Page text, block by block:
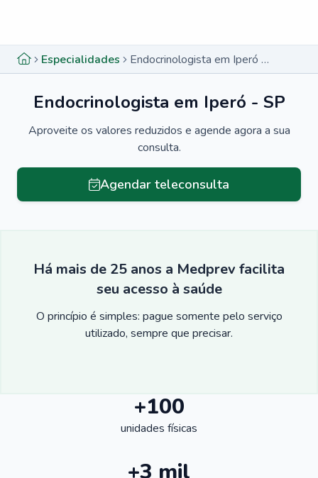
Especialidades Endocrinologista em Iperó - SP
Endocrinologista em Iperó - SP
Aproveite os valores reduzidos e agende agora a sua
consulta.
Agendar teleconsulta
Há mais de 25 anos a Medprev facilita
seu acesso à saúde
O princípio é simples: pague somente pelo serviço
utilizado, sempre que precisar.
+100
unidades físicas
+3 mil